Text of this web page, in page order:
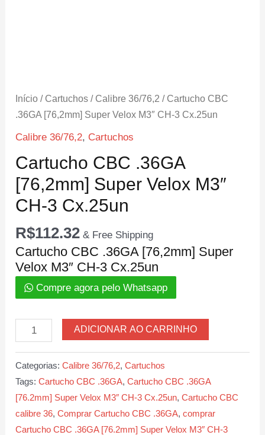
Início / Cartuchos / Calibre 36/76,2 / Cartucho CBC
.36GA [76,2mm] Super Velox M3″ CH-3 Cx.25un
Calibre 36/76,2, Cartuchos
Cartucho CBC .36GA
[76,2mm] Super Velox M3″
CH-3 Cx.25un
R$112.32 & Free Shipping
Cartucho CBC .36GA [76,2mm] Super
Velox M3″ CH-3 Cx.25un
Compre agora pelo Whatsapp
Cartucho
CBC
[76,2mm]
Super
Velox
ADICIONAR AO CARRINHO
Categorias:Calibre 36/76,2,Cartuchos
Tags:Cartucho CBC .36GA,Cartucho CBC .36GA
[76.2mm] Super Velox M3″ CH-3 Cx.25un,Cartucho CBC
calibre 36,Comprar Cartucho CBC .36GA,comprar
Cartucho CBC .36GA [76.2mm] Super Velox M3″ CH-3